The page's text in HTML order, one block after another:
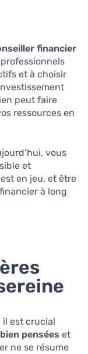
financier
et à choisir
peut faire
ressources en
vous
et
en jeu, et être
à long
il est crucial
pensées et
ne se résume